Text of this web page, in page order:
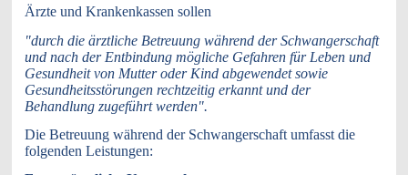
Ärzte und Krankenkassen sollen
"durch die ärztliche Betreuung während der Schwangerschaft
und nach der Entbindung mögliche Gefahren für Leben und
Gesundheit von Mutter oder Kind abgewendet sowie
Gesundheitsstörungen rechtzeitig erkannt und der
Behandlung zugeführt werden".
Die Betreuung während der Schwangerschaft umfasst die
folgenden Leistungen: